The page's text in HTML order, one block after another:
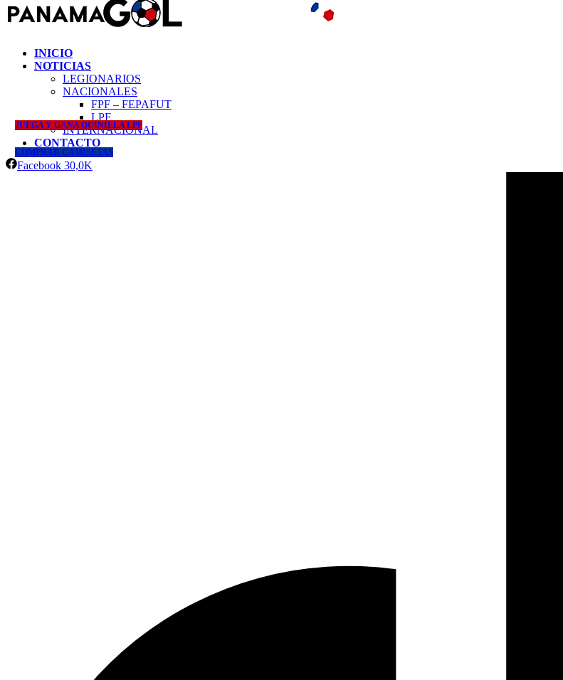
INICIO
NOTICIAS
LEGIONARIOS
NACIONALES
FPF – FEPAFUT
LPF
INTERNACIONAL
CONTACTO
JUEGA Y GANA QUINIELA LPF
COMPRAR CAMISETAS
Facebook 30,0K